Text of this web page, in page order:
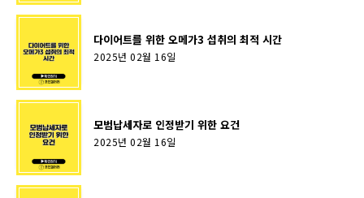
다이어트를 위한 오메가3 섭취의 최적 시간
2025년 02월 16일
모범납세자로 인정받기 위한 요건
2025년 02월 16일